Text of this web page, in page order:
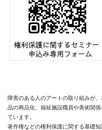
障害のある人のアートの取り組みが
品の商品化、福祉施設職員や美術関
ています。
著作権などの権利保護に関する基礎